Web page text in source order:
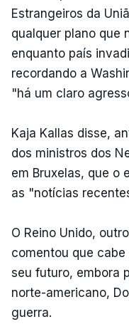
Estrangeiros da
qualquer plano que
enquanto país
recordando a
"há um claro
Kaja Kallas disse,
dos ministros dos
em Bruxelas, que o
as "notícias
O Reino Unido,
comentou que
seu futuro, embora
norte-americano,
guerra.